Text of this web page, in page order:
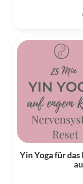
Yin Yoga für